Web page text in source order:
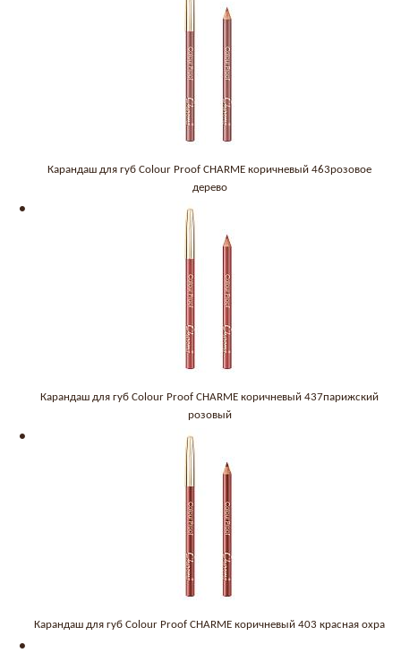
Карандаш для губ Colour Proof CHARME коричневый 463розовое
дерево
Карандаш для губ Colour Proof CHARME коричневый 437парижский
розовый
Карандаш для губ Colour Proof CHARME коричневый 403 красная охра